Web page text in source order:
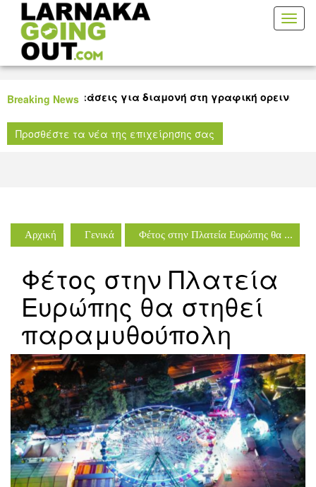
Breaking News
καλές προτάσεις για διαμονή στη γραφική ορεινή
ταινίας για όλους τους μικρούς μας φίλους στη
Λάρνακας!
Προσθέστε τα νέα της επιχείρησης σας
Αρχική Γενικά Φέτος στην Πλατεία Ευρώπης θα ...
Φέτος στην Πλατεία
Ευρώπης θα στηθεί
παραμυθούπολη